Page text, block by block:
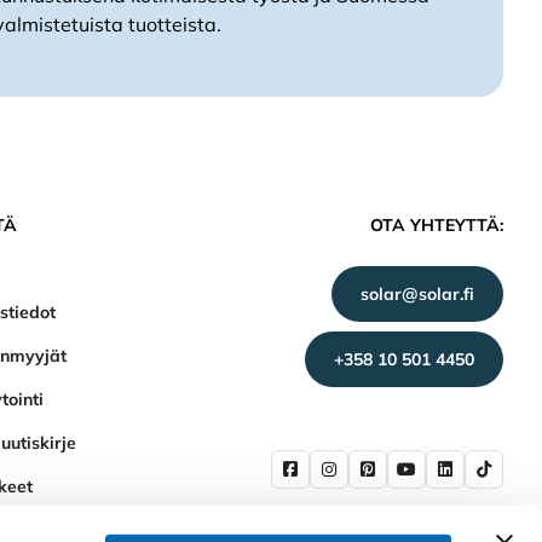
tuotteista.
OTA YHTEYTTÄ:
solar@solar.fi
+358 10 501 4450